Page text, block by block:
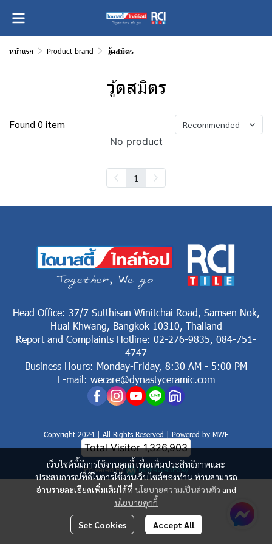
หน้าแรก Product brand วู้ดสมิตร
วู้ดสมิตร
Found 0 item Recommended
No product
1
เว็บไซต์นี้มีการใช้งานคุกกี้ เพื่อเพิ่มประสิทธิภาพและ
ประสบการณ์ที่ดีในการใช้งานเว็บไซต์ของท่าน ท่านสามารถ
อ่านรายละเอียดเพิ่มเติมได้ที่ นโยบายความเป็นส่วนตัว and
นโยบายคุกกี้
Set Cookies Accept All
Head Office: 37/7 Sutthisan Winitchai Road, Samsen Nok,
Huai Khwang, Bangkok 10310, Thailand
Report and Complaints Hotline: 02-276-9835, 084-751-
4747
Business Hours: Monday-Friday, 8:30 AM - 5:00 PM
E-mail: wecare@dynastyceramic.com
Copyright 2024 | All Rights Reserved | Powered by MWE
Total Visitor1,326,903
Powered By MakeWebEasy